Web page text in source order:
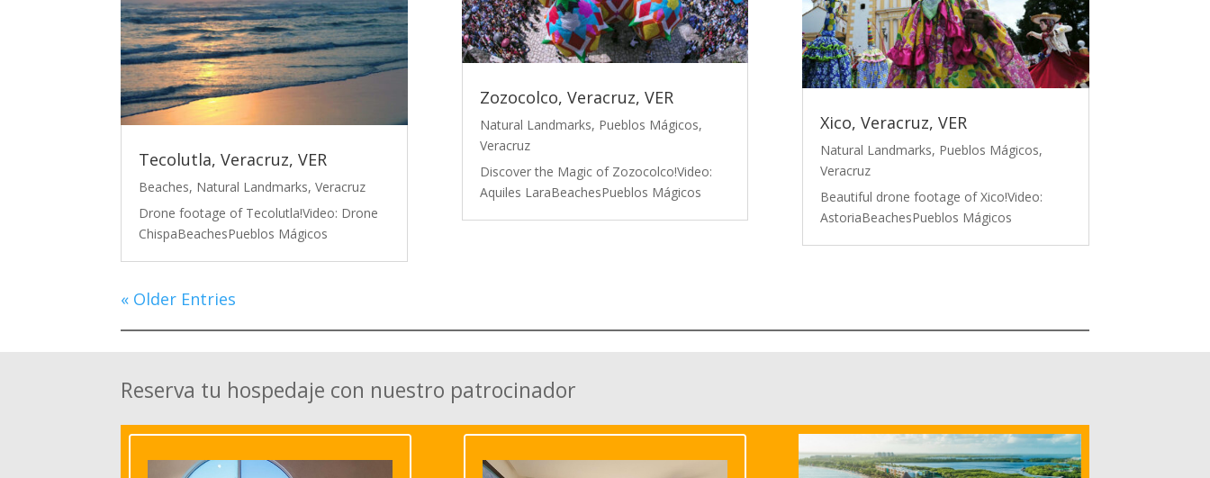
Tecolutla, Veracruz, VER
Beaches, Natural Landmarks,Veracruz
Drone footage of Tecolutla!Video: Drone
ChispaBeachesPueblos Mágicos
Zozocolco, Veracruz, VER
Natural Landmarks, Pueblos Mágicos,
Veracruz
Discover the Magic of Zozocolco!Video:
Aquiles LaraBeachesPueblos Mágicos
Xico, Veracruz, VER
Natural Landmarks, Pueblos Mágicos,
Veracruz
Beautiful drone footage of Xico!Video:
AstoriaBeachesPueblos Mágicos
« Older Entries
Reserva tu hospedaje con nuestro patrocinador